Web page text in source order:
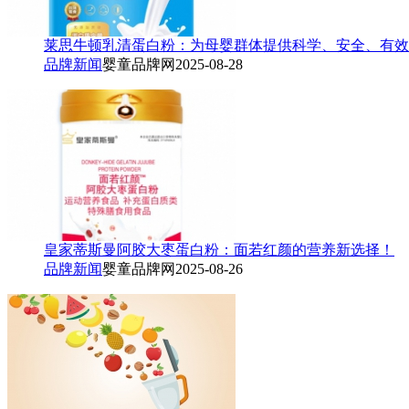
莱思牛顿乳清蛋白粉：为母婴群体提供科学、安全、有效
品牌新闻婴童品牌网 2025-08-28
皇家蒂斯曼阿胶大枣蛋白粉：面若红颜的营养新选择！
品牌新闻婴童品牌网 2025-08-26